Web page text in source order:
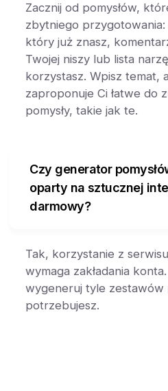
Zacznij od pomysłów,
zbytniego
który już znasz,
Twojej niszy lub lista
korzystasz. Wpisz temat,
zaproponuje Ci łatwe do
pomysły, takie jak te.
Czy generator
oparty na sztucznej
darmowy?
Tak, korzystanie z
wymaga zakładania
wygeneruj tyle zestawów
potrzebujesz.